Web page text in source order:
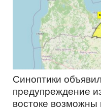
Синоптики
предупреждение
востоке возможны